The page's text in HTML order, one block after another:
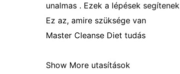
unalmas . Ezek a lépések
Ez az, amire szüksége van
Master Cleanse Diet tudás
Show More utasítások